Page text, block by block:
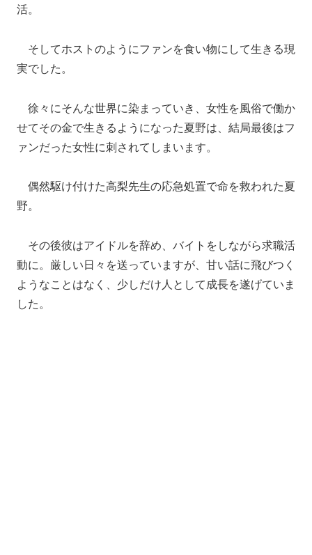
活。
そしてホストのようにファンを食い物にして生きる現
実でした。
徐々にそんな世界に染まっていき、女性を風俗で働か
せてその金で生きるようになった夏野は、結局最後はフ
ァンだった女性に刺されてしまいます。
偶然駆け付けた高梨先生の応急処置で命を救われた夏
野。
その後彼はアイドルを辞め、バイトをしながら求職活
動に。厳しい日々を送っていますが、甘い話に飛びつく
ようなことはなく、少しだけ人として成長を遂げていま
した。